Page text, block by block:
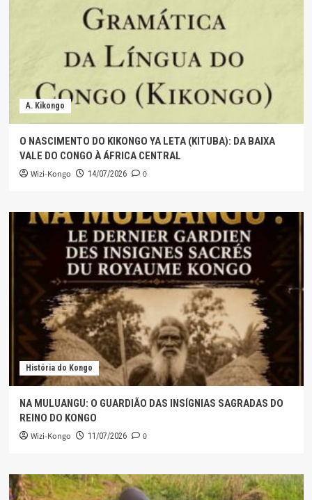
A. Kikongo
O NASCIMENTO DO KIKONGO YA LETA (KITUBA): DA BAIXA
VALE DO CONGO À ÁFRICA CENTRAL
Wizi-Kongo 14/07/2026 0
História do Kongo
NA MULUANGU: O GUARDIÃO DAS INSÍGNIAS SAGRADAS DO
REINO DO KONGO
Wizi-Kongo 11/07/2026 0